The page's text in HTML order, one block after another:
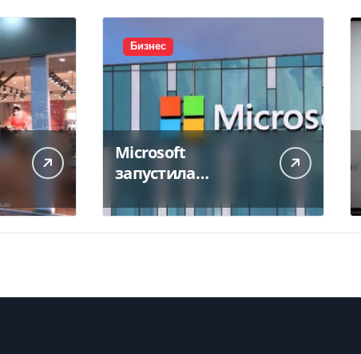
Бизнес
Microsoft
запустила
центр в Индии за
$20,5 миллиарда